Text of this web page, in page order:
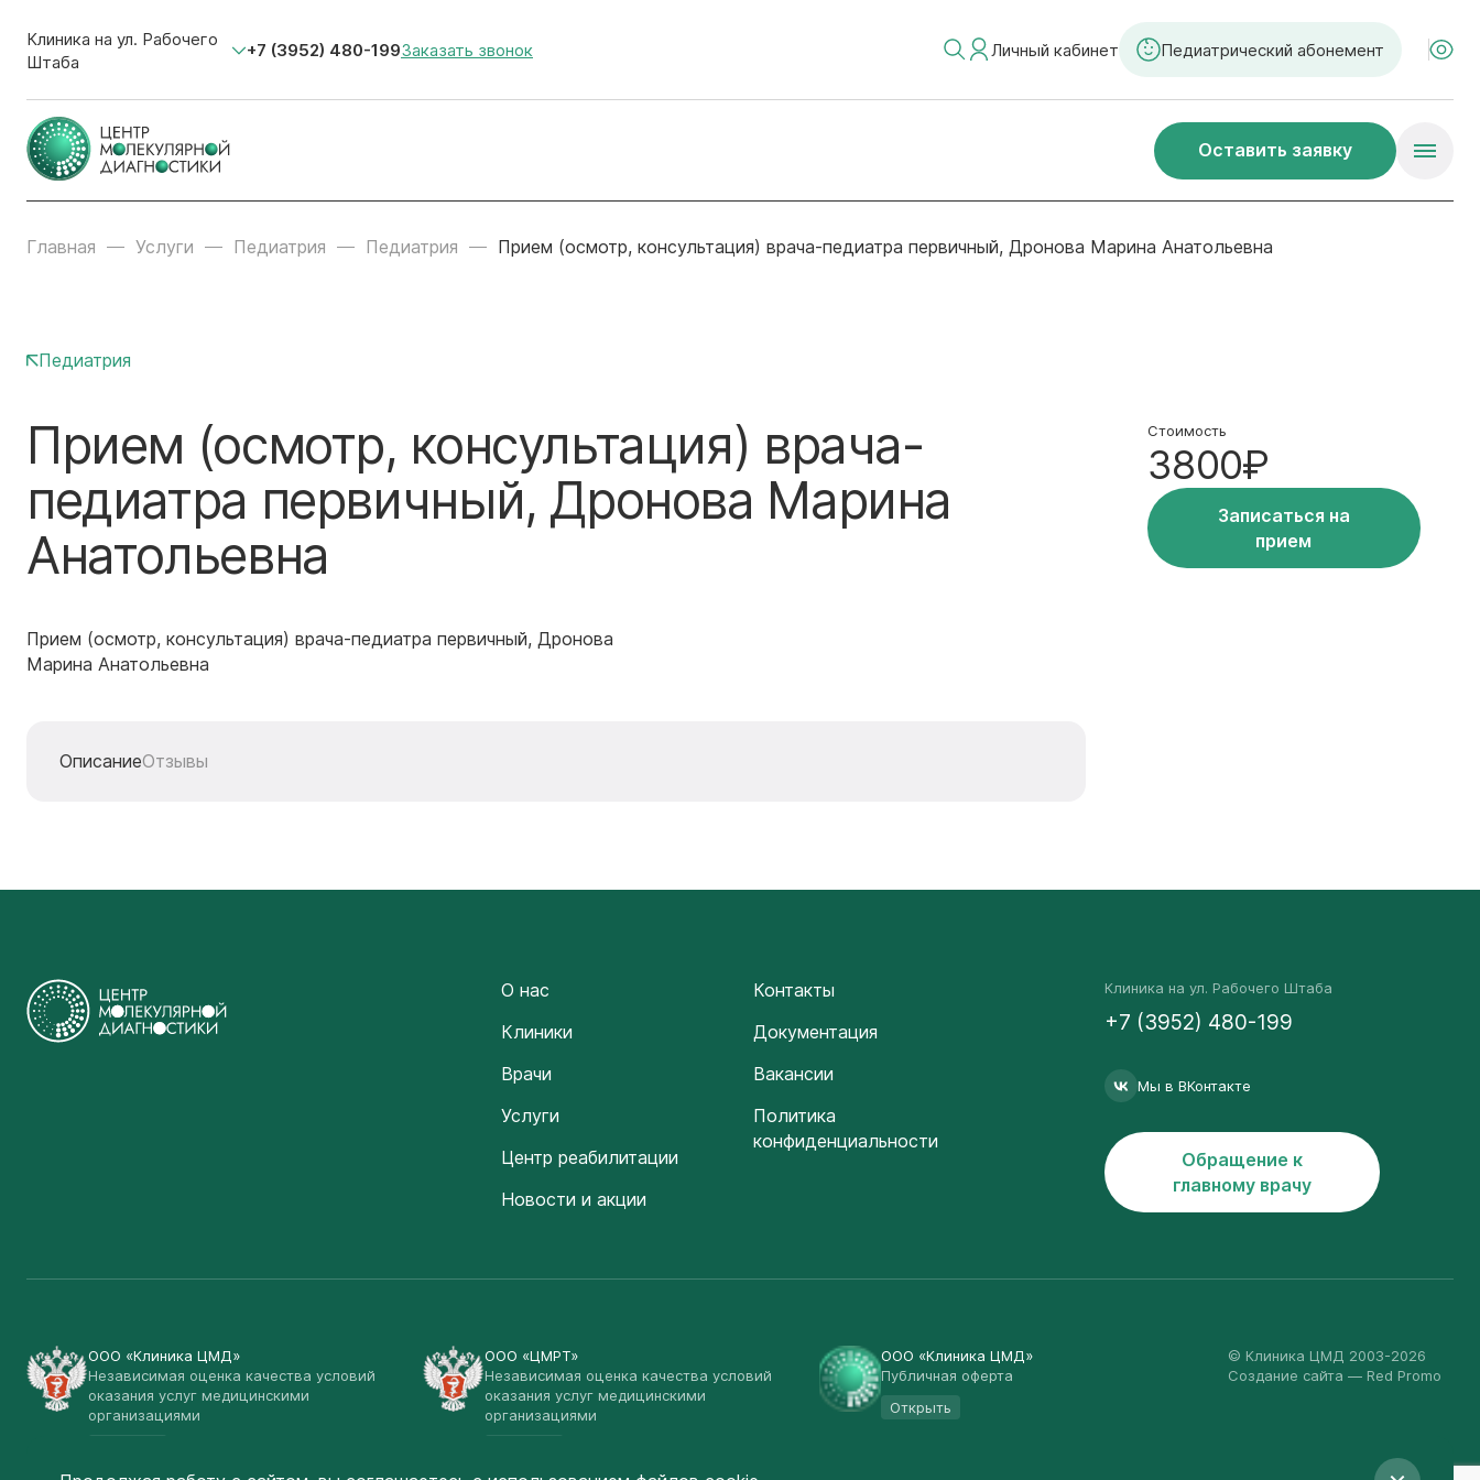
Клиника на ул. Рабочего
Штаба
+7 (3952) 480-199Заказать звонок Личный кабинет Педиатрический абонемент
Оставить заявку
Главная Услуги Педиатрия Педиатрия Прием (осмотр, консультация) врача-педиатра первичный, Дронова Марина Анатольевна
Педиатрия
Прием (осмотр, консультация) врача-
педиатра первичный, Дронова Марина
Анатольевна
Прием (осмотр, консультация) врача-педиатра первичный, Дронова
Марина Анатольевна
ОписаниеОтзывы
Стоимость
3800₽
Записаться на
прием
О нас
Клиники
Врачи
Услуги
Центр реабилитации
Новости и акции
Контакты
Документация
Вакансии
Политика
конфиденциальности
Клиника на ул. Рабочего Штаба
+7 (3952) 480-199
Мы в ВКонтакте
Обращение к
главному врачу
ООО «Клиника ЦМД»
Независимая оценка качества условий
оказания услуг медицинскими
организациями
ООО «ЦМРТ»
Независимая оценка качества условий
оказания услуг медицинскими
организациями
ООО «Клиника ЦМД»
Публичная оферта
Открыть
© Клиника ЦМД 2003-2026
Создание сайта — Red Promo